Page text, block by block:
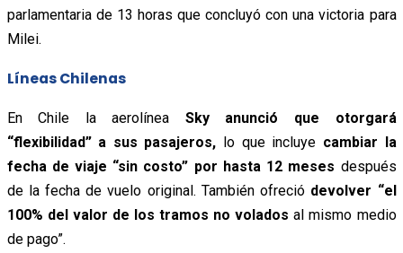
parlamentaria de 13 horas que concluyó con una victoria para
Milei.
Líneas Chilenas
En Chile la aerolínea Sky anunció que otorgará
“flexibilidad” a sus pasajeros, lo que incluye cambiar la
fecha de viaje “sin costo” por hasta 12 meses después
de la fecha de vuelo original. También ofreció devolver “el
100% del valor de los tramos no volados al mismo medio
de pago”.